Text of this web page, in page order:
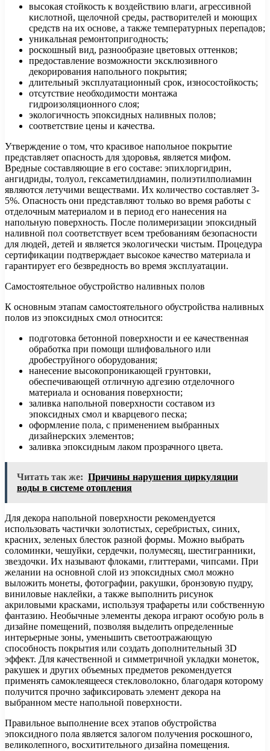
высокая стойкость к воздействию влаги, агрессивной
кислотной, щелочной среды, растворителей и моющих
средств на их основе, а также температурных перепадов;
уникальная ремонтопригодность;
роскошный вид, разнообразие цветовых оттенков;
предоставление возможности эксклюзивного
декорирования напольного покрытия;
длительный эксплуатационный срок, износостойкость;
отсутствие необходимости монтажа
гидроизоляционного слоя;
экологичность эпоксидных наливных полов;
соответствие цены и качества.
Утверждение о том, что красивое напольное покрытие
представляет опасность для здоровья, является мифом.
Вредные составляющие в его составе: эпихлоргидрин,
ангидриды, толуол, гексаметилдиамин, полиэтилполиамин
являются летучими веществами. Их количество составляет 3-
5%. Опасность они представляют только во время работы с
отделочным материалом и в период его нанесения на
напольную поверхность. После полимеризации эпоксидный
наливной пол соответствует всем требованиям безопасности
для людей, детей и является экологически чистым. Процедура
сертификации подтверждает высокое качество материала и
гарантирует его безвредность во время эксплуатации.
Самостоятельное обустройство наливных полов
К основным этапам самостоятельного обустройства наливных
полов из эпоксидных смол относится:
подготовка бетонной поверхности и ее качественная
обработка при помощи шлифовального или
дробеструйного оборудования;
нанесение высокопроникающей грунтовки,
обеспечивающей отличную адгезию отделочного
материала и основания поверхности;
заливка напольной поверхности составом из
эпоксидных смол и кварцевого песка;
оформление пола, с применением выбранных
дизайнерских элементов;
заливка эпоксидным лаком прозрачного цвета.
Читать так же: Причины нарушения циркуляции
воды в системе отопления
Для декора напольной поверхности рекомендуется
использовать частички золотистых, серебристых, синих,
красних, зеленых блесток разной формы. Можно выбрать
соломинки, чешуйки, сердечки, полумесяц, шестигранники,
звездочки. Их называют флоками, глиттерами, чипсами. При
желании на основной слой из эпоксидных смол можно
выложить монеты, фотографии, ракушки, бронзовую пудру,
виниловые наклейки, а также выполнить рисунок
акриловыми красками, используя трафареты или собственную
фантазию. Необычные элементы декора играют особую роль в
дизайне помещений, позволяя выделить определенные
интерьерные зоны, уменьшить светоотражающую
способность покрытия или создать дополнительный 3D
эффект. Для качественной и симметричной укладки монеток,
ракушек и других объемных предметов рекомендуется
применять самоклеящееся стекловолокно, благодаря которому
получится прочно зафиксировать элемент декора на
выбранном месте напольной поверхности.
Правильное выполнение всех этапов обустройства
эпоксидного пола является залогом получения роскошного,
великолепного, восхитительного дизайна помещения.